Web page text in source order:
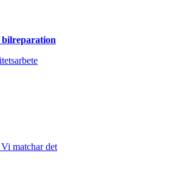
bilreparation
matchar det